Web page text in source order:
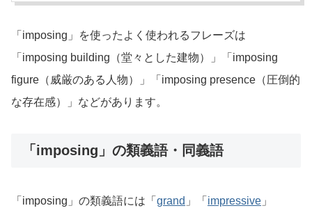
「imposing」を使ったよく使われるフレーズは
「imposing building（堂々とした建物）」「imposing
figure（威厳のある人物）」「imposing presence（圧倒的
な存在感）」などがあります。
「imposing」の類義語・同義語
「imposing」の類義語には「 grand 」「 impressive 」